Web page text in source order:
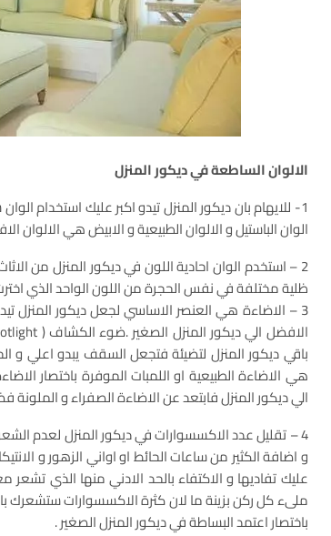
الالوان الساطعة في ديكور المنزل
1- للايهام بان ديكور المنزل تيدو اكبر عليك استخدام
الوان الباستيل و الالوان الطبيعية و الابيض هي الالوان
2 – استخدم الوان احادية اللون في ديكور المنزل من
ظلية مختلفة في نفس الحجرة من اللون الواحد الذي
3 – الاضاءة هي العنصر الاساسي لجعل ديكور المنزل
باقي ديكور المنزل لتضيئة فتجعل السقف يبدو اعلي
هي الاضاءة الطبيعية او اللمبات الموفرة باختصار
الي ديكور المنزل فابتعد عن الاضاءة الصفراء و
4 – تقليل عدد الاكسسوارات في ديكور المنزل لعدم
و اضافة الكثير من ساعات الحائط او اواني الزهور و
عليك تفاديها و الاكتفاء بالحد الادني منها الذي تشعر
ملىء كل ركن بزينة ما لان كثرة الاكسسوارات ستشعرك
باختصار اعتمد البساطة في ديكور المنزل الصغير .